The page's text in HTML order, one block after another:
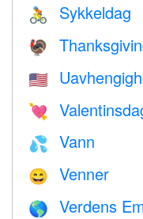
🚴 Sykkeldag
🦃
🇺🇸
💘
💦 Vann
😄 Venner
🌎 Verdens